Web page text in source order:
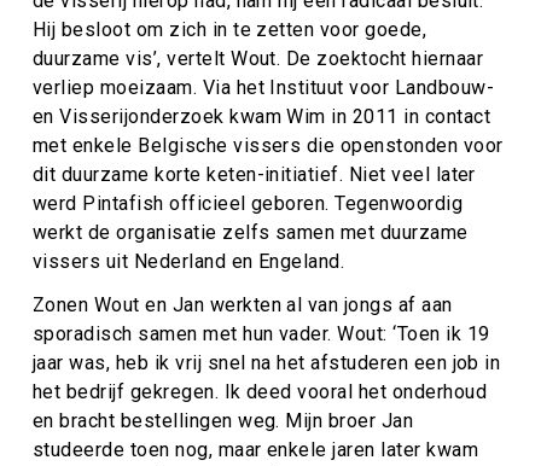
Hij besloot om zich in te zetten voor goede,
duurzame vis’, vertelt Wout. De zoektocht hiernaar
verliep moeizaam. Via het Instituut voor Landbouw-
en Visserijonderzoek kwam Wim in 2011 in contact
met enkele Belgische vissers die openstonden voor
dit duurzame korte keten-initiatief. Niet veel later
werd Pintafish officieel geboren. Tegenwoordig
werkt de organisatie zelfs samen met duurzame
vissers uit Nederland en Engeland.
Zonen Wout en Jan werkten al van jongs af aan
sporadisch samen met hun vader. Wout: ‘Toen ik 19
jaar was, heb ik vrij snel na het afstuderen een job in
het bedrijf gekregen. Ik deed vooral het onderhoud
en bracht bestellingen weg. Mijn broer Jan
studeerde toen nog, maar enkele jaren later kwam